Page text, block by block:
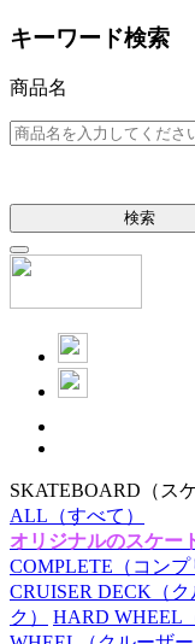
キーワード検索
商品名
検索
SKATEBOARD （ス
ALL （すべて）
オリジナルのスケー
COMPLETE （コン
CRUISER DECK （
ク）
HARD WHEEL